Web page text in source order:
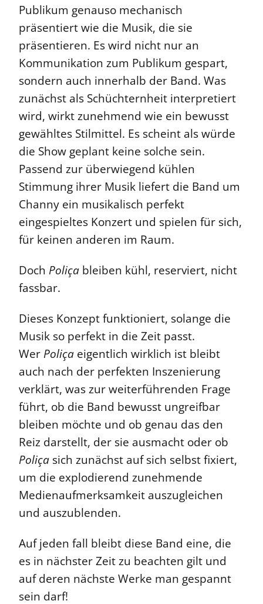
Publikum genauso mechanisch
präsentiert wie die Musik, die sie
präsentieren. Es wird nicht nur an
Kommunikation zum Publikum gespart,
sondern auch innerhalb der Band. Was
zunächst als Schüchternheit interpretiert
wird, wirkt zunehmend wie ein bewusst
gewähltes Stilmittel. Es scheint als würde
die Show geplant keine solche sein.
Passend zur überwiegend kühlen
Stimmung ihrer Musik liefert die Band um
Channy ein musikalisch perfekt
eingespieltes Konzert und spielen für sich,
für keinen anderen im Raum.
Doch Poliça bleiben kühl, reserviert, nicht
fassbar.
Dieses Konzept funktioniert, solange die
Musik so perfekt in die Zeit passt.
Wer Poliça eigentlich wirklich ist bleibt
auch nach der perfekten Inszenierung
verklärt, was zur weiterführenden Frage
führt, ob die Band bewusst ungreifbar
bleiben möchte und ob genau das den
Reiz darstellt, der sie ausmacht oder ob
Poliça sich zunächst auf sich selbst fixiert,
um die explodierend zunehmende
Medienaufmerksamkeit auszugleichen
und auszublenden.
Auf jeden fall bleibt diese Band eine, die
es in nächster Zeit zu beachten gilt und
auf deren nächste Werke man gespannt
sein darf!